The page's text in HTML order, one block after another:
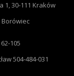
1, 30-111 Kraków
Borówiec
105
504-484-031